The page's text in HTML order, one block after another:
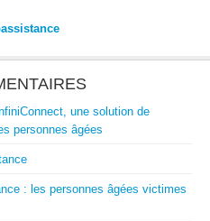
une solution de
personnes âgées
: les personnes âgées victimes